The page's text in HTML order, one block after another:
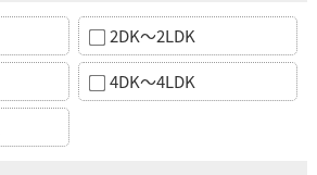
2DK～2LDK
4DK～4LDK